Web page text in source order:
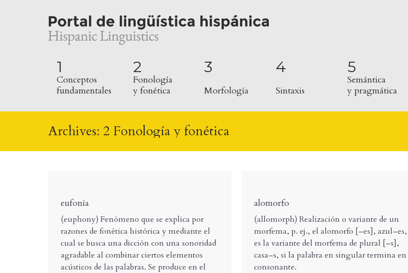
1
Conceptos
fundamentales
2
Fonología
y fonética
3
Morfología
4
Sintaxis
5
Semántica
y pragmática
Archives: 2 Fonología y fonética
eufonía
(euphony) Fenómeno que se explica por
razones de fonética histórica y mediante el
cual se busca una dicción con una sonoridad
agradable al combinar ciertos elementos
acústicos de las palabras. Se produce en el
alomorfo
(allomorph) Realización o variante de un
morfema, p. ej., el alomorfo [–es], azul–es,
es la variante del morfema de plural [–s],
casa–s, si la palabra en singular termina en
consonante.